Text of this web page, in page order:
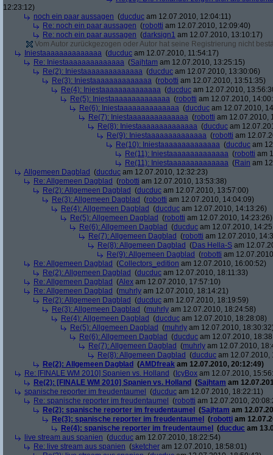
12:23:12)
noch ein paar aussagen (ducduc am 12.07.2010, 12:04:11)
Re: noch ein paar aussagen (robotti am 12.07.2010, 12:09:40)
Re: noch ein paar aussagen (darksign1 am 12.07.2010, 13:10:17)
Vom Autor zurückgezogen oder Autor hat seine Registrierung nicht
Iniestaaaaaaaaaaaaaa (ducduc am 12.07.2010, 11:54:17)
Re: Iniestaaaaaaaaaaaaaa (Sajhtam am 12.07.2010, 13:25:15)
Re(2): Iniestaaaaaaaaaaaaaa (ducduc am 12.07.2010, 13:30:06)
Re(3): Iniestaaaaaaaaaaaaaa (robotti am 12.07.2010, 13:51:35)
Re(4): Iniestaaaaaaaaaaaaaa (ducduc am 12.07.2010,
Re(5): Iniestaaaaaaaaaaaaaa (robotti am 12.07.2010,
Re(6): Iniestaaaaaaaaaaaaaa (ducduc am 12.07.2010,
Re(7): Iniestaaaaaaaaaaaaaa (robotti am 12.07.2010,
Re(8): Iniestaaaaaaaaaaaaaa (ducduc am
Re(9): Iniestaaaaaaaaaaaaaa (robotti am
Re(10): Iniestaaaaaaaaaaaaaa (ducduc am
Re(11): Iniestaaaaaaaaaaaaaa (robotti am
Re(11): Iniestaaaaaaaaaaaaaa (Rain am
Allgemeen Dagblad (ducduc am 12.07.2010, 12:32:23)
Re: Allgemeen Dagblad (robotti am 12.07.2010, 13:53:38)
Re(2): Allgemeen Dagblad (ducduc am 12.07.2010, 13:57:00)
Re(3): Allgemeen Dagblad (robotti am 12.07.2010, 14:04:09)
Re(4): Allgemeen Dagblad (ducduc am 12.07.2010, 14:13:26)
Re(5): Allgemeen Dagblad (robotti am 12.07.2010, 14:23:26)
Re(6): Allgemeen Dagblad (ducduc am 12.07.2010,
Re(7): Allgemeen Dagblad (robotti am 12.07.2010,
Re(8): Allgemeen Dagblad (Das Hella-S am
Re(9): Allgemeen Dagblad (robotti am
Re: Allgemeen Dagblad (Collectors_edition am 12.07.2010, 16:00:52)
Re(2): Allgemeen Dagblad (ducduc am 12.07.2010, 18:11:33)
Re: Allgemeen Dagblad (Alex am 12.07.2010, 17:57:10)
Re: Allgemeen Dagblad (muhrly am 12.07.2010, 18:14:21)
Re(2): Allgemeen Dagblad (ducduc am 12.07.2010, 18:19:59)
Re(3): Allgemeen Dagblad (muhrly am 12.07.2010, 18:24:58)
Re(4): Allgemeen Dagblad (ducduc am 12.07.2010, 18:28:08)
Re(5): Allgemeen Dagblad (muhrly am 12.07.2010,
Re(6): Allgemeen Dagblad (ducduc am 12.07.2010,
Re(7): Allgemeen Dagblad (muhrly am 12.07.2010,
Re(8): Allgemeen Dagblad (ducduc am 12.07.2010,
Re(2): Allgemeen Dagblad (AMDfreak am 12.07.2010, 20:12:49)
Re: [FINALE WM 2010] Spanien vs. Holland ( IcyBox am 12.07.2010,
Re(2): [FINALE WM 2010] Spanien vs. Holland (Sajhtam am
spanische reporter im freudentaumel
(ducduc am 12.07.2010, 18:22:11)
Re: spanische reporter im freudentaumel
(robotti am 12.07.2010,
Re(2): spanische reporter im freudentaumel
(Sajhtam am
Re(3): spanische reporter im freudentaumel
(robotti am
Re(4): spanische reporter im freudentaumel
(ducduc am
live stream aus spanien (ducduc am 12.07.2010, 18:22:54)
Re: live stream aus spanien (sketcher am 12.07.2010, 18:58:01)